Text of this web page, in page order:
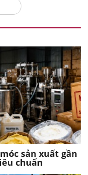
sản xuất gần
chuẩn